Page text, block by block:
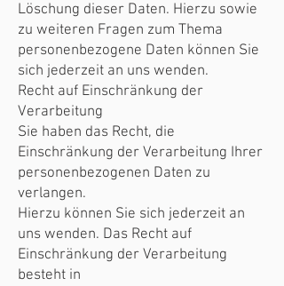
Löschung dieser Daten. Hierzu sowie
zu weiteren Fragen zum Thema
personenbezogene Daten können Sie
sich jederzeit an uns wenden.
Recht auf Einschränkung der
Verarbeitung
Sie haben das Recht, die
Einschränkung der Verarbeitung Ihrer
personenbezogenen Daten zu
verlangen.
Hierzu können Sie sich jederzeit an
uns wenden. Das Recht auf
Einschränkung der Verarbeitung
besteht in